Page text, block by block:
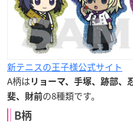
新テニスの王子様公式サイト
A柄は リョーマ、手塚、跡部、
斐、財前の8種類です。
B柄